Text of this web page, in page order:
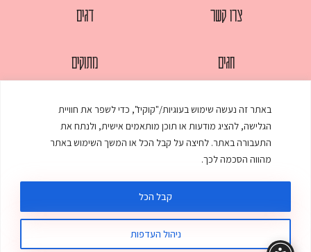
באתר זה נעשה שימוש בעוגיות/"קוקיז", כדי לשפר את חוויית
הגלישה, להציג מודעות או תוכן מותאמים אישית, ולנתח את
התעבורה באתר. לחיצה על קבל הכל או המשך השימוש באתר
מהווה הסכמה לכך.
ניהול העדפות
קבל הכל
צרו קשר
דגים
חגים
מאפים
ממולאים
מרקים
מתוקים
עוגות
עוף
© כל הזכויות שמורות לענת אלישע | עיצוב ובניית אתר